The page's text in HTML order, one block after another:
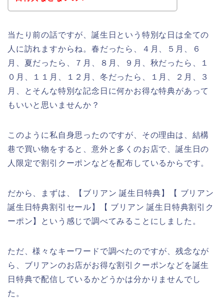
当たり前の話ですが、誕生日という特別な日は全ての
人に訪れますからね。春だったら、４月、５月、６
月、夏だったら、７月、８月、９月、秋だったら、１
０月、１１月、１２月、冬だったら、１月、２月、３
月、とそんな特別な記念日に何かお得な特典があって
もいいと思いませんか？
このように私自身思ったのですが、その理由は、結構
巷で買い物をすると、意外と多くのお店で、誕生日の
人限定で割引クーポンなどを配布しているからです。
だから、まずは、【ブリアン 誕生日特典】【 ブリアン
誕生日特典割引セール】【 ブリアン 誕生日特典割引ク
ーポン】という感じで調べてみることにしました。
ただ、様々なキーワードで調べたのですが、残念なが
ら、ブリアンのお店がお得な割引クーポンなどを誕生
日特典で配信しているかどうかは分かりませんでし
た。